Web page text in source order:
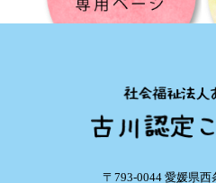
〒793-0044 愛媛県西